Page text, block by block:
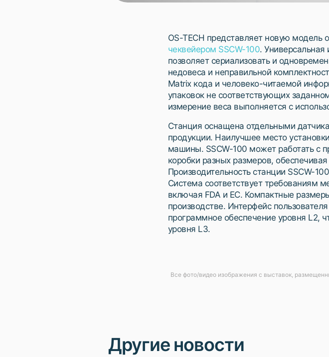
OS-TECH представляет новую модель
чеквейером SSCW-100.
позволяет сериализовать и
недовеса и неправильной
Matrix кода и человеко-читаемой
упаковок не соответствующих
измерение веса выполняется с
Станция оснащена отдельными
продукции. Наилучшее место
машины. SSCW-100 может работать с
коробки разных размеров,
Производительность станции SSCW-
Система соответствует требованиям
включая FDA и ЕС. Компактные
производстве. Интерфейс
программное обеспечение уровня L2,
уровня L3.
Все фото/видео изображения с выставок,
Другие новости